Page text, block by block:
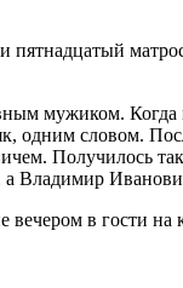
мужиком.
словом.
Получилось
вечером в гости